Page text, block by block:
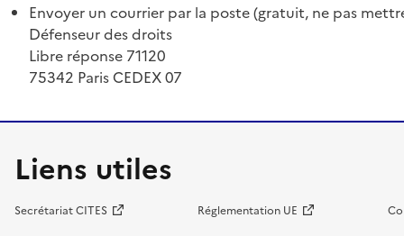
Envoyer un courrier par la poste (gratuit, ne pas
Défenseur des droits
Libre réponse 71120
75342 Paris CEDEX 07
Liens utiles
Secrétariat CITES Réglementation UE